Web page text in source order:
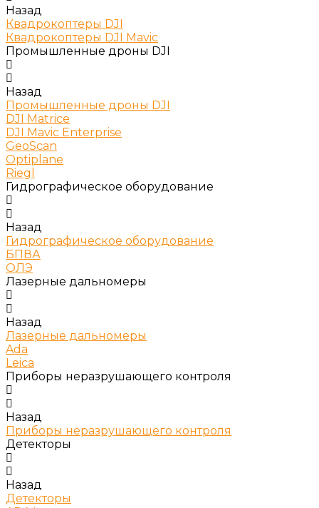
Назад
Квадрокоптеры DJI
Квадрокоптеры DJI Mavic
Промышленные дроны DJI
Назад
Промышленные дроны DJI
DJI Matrice
DJI Mavic Enterprise
GeoScan
Optiplane
Riegl
Гидрографическое оборудование
Назад
Гидрографическое оборудование
БПВА
ОЛЭ
Лазерные дальномеры
Назад
Лазерные дальномеры
Ada
Leica
Приборы неразрушающего контроля
Назад
Приборы неразрушающего контроля
Детекторы
Назад
Детекторы